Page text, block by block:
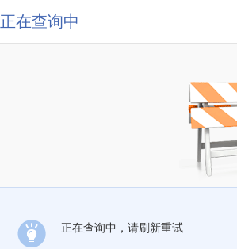
正在查询中
正在查询中，请刷新重试